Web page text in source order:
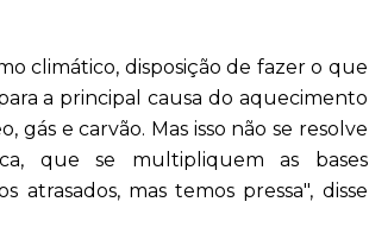
climático, disposição de fazer o que
a principal causa do aquecimento
e carvão. Mas isso não se resolve
que se multipliquem as bases
mas temos pressa", disse